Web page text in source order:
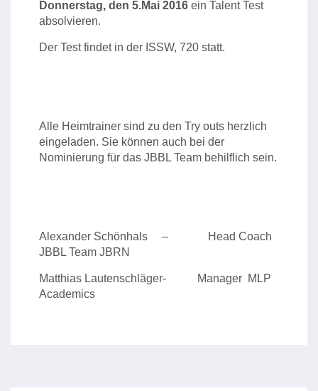
Donnerstag, den 5.Mai 2016 ein Talent Test
absolvieren.
Der Test findet in der ISSW, 720 statt.
Alle Heimtrainer sind zu den Try outs herzlich
eingeladen. Sie können auch bei der
Nominierung für das JBBL Team behilflich sein.
Alexander Schönhals – Head Coach
JBBL Team JBRN
Matthias Lautenschläger- Manager MLP
Academics